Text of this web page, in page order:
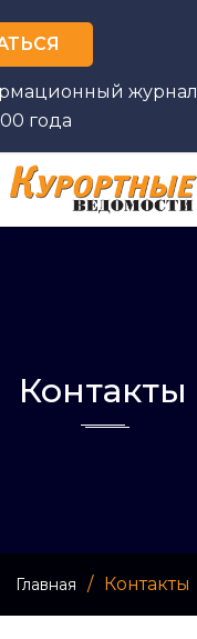
журнал
года
Контакты
Главная / Контакты